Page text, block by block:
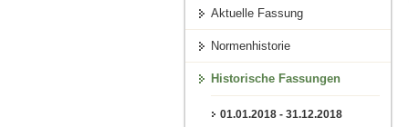
Aktuelle Fassung
Normenhistorie
Historische Fassungen
01.01.2018 - 31.12.2018